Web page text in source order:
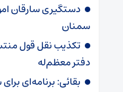
دستگیری سارقان
سمنان
تکذیب نقل قول
دفتر معظم‌له
بقائی: برنامه‌ای